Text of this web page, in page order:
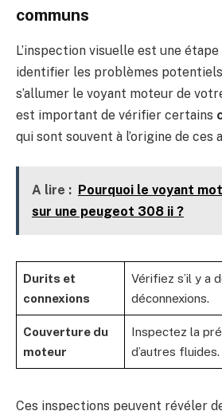
communs
L’inspection visuelle est une
identifier les problèmes
s’allumer le voyant moteur de
est important de vérifier certains
qui sont souvent à l’origine de ces
A lire : Pourquoi le voyant
sur une peugeot 308 ii ?
Durits et
connexions
Vérifiez s’il y a
déconnexions.
Couverture du
moteur
Inspectez la
d’autres fluides.
Ces inspections peuvent révéler